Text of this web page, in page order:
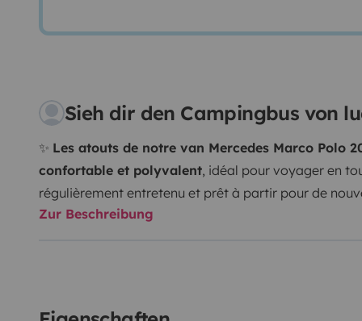
Sieh dir den Campingbus von
✨ Les atouts de notre van Mercedes Marco Polo
confortable et polyvalent, idéal pour voyager en
régulièrement entretenu et prêt à partir pour de
et confort4 vrais couchages
Zur Beschreibung